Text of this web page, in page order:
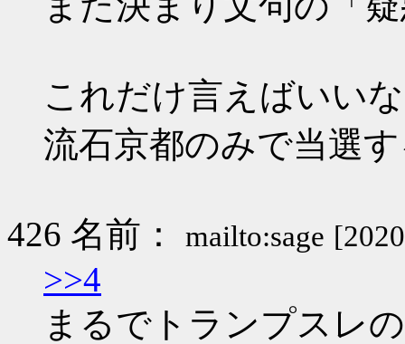
これだけ言えばいい
流石京都のみで当選
426 名前： mailto:sage
>>4
まるでトランプスレ